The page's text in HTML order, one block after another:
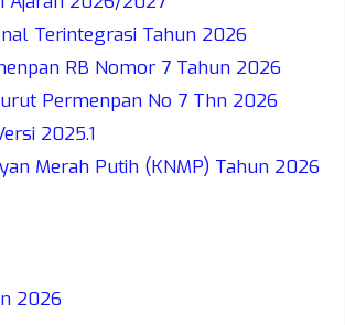
Terintegrasi Tahun 2026
RB Nomor 7 Tahun 2026
Permenpan No 7 Thn 2026
2025.1
Merah Putih (KNMP) Tahun 2026
2026